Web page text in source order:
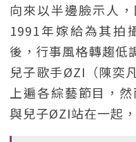
向來以半邊臉示人
1991年嫁給為其拍
後，行事風格轉趨低
兒子歌手ØZI（陳奕
上遍各綜藝節目，
與兒子ØZI站在一起